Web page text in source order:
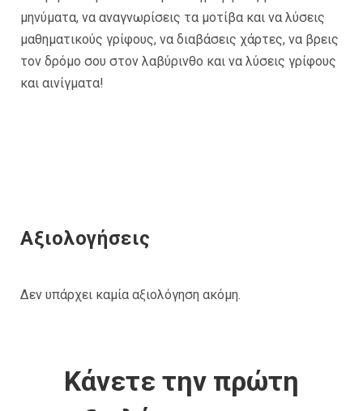
μηνύματα, να αναγνωρίσεις τα μοτίβα και να λύσεις
μαθηματικούς γρίφους, να διαβάσεις χάρτες, να βρεις
τον δρόμο σου στον λαβύρινθο και να λύσεις γρίφους
και αινίγματα!
Αξιολογήσεις
Δεν υπάρχει καμία αξιολόγηση ακόμη.
Κάνετε την πρώτη